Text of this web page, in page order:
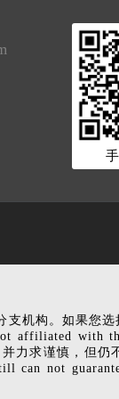
机构。如果您
affiliated with
力求谨慎，但
not